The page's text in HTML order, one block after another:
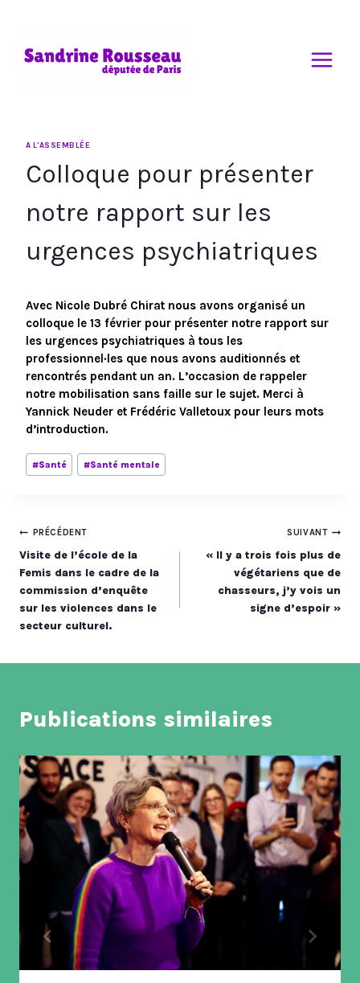
A L'ASSEMBLÉE
Colloque pour présenter
notre rapport sur les
urgences psychiatriques
Avec Nicole Dubré Chirat nous avons organisé un
colloque le 13 février pour présenter notre rapport sur
les urgences psychiatriques à tous les
professionnel·les que nous avons auditionnés et
rencontrés pendant un an. L’occasion de rappeler
notre mobilisation sans faille sur le sujet. Merci à
Yannick Neuder et Frédéric Valletoux pour leurs mots
d’introduction.
Étiquettes
de
#Santé #Santé mentale
Navigation
de
l’article
PRÉCÉDENT
Visite de l’école de la
Femis dans le cadre de la
commission d’enquête
sur les violences dans le
secteur culturel.
SUIVANT
« Il y a trois fois plus de
végétariens que de
chasseurs, j’y vois un
signe d’espoir »
Publications similaires